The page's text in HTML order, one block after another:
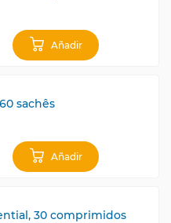
Añadir
sachês
Añadir
30 comprimidos